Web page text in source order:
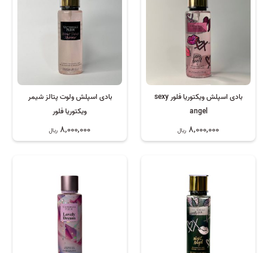
بادی اسپلش ویکتوریا فلور sexy
angel
8,000,000 ریال
بادی اسپلش ولوت پتالز شیمر
ویکتوریا فلور
8,000,000 ریال